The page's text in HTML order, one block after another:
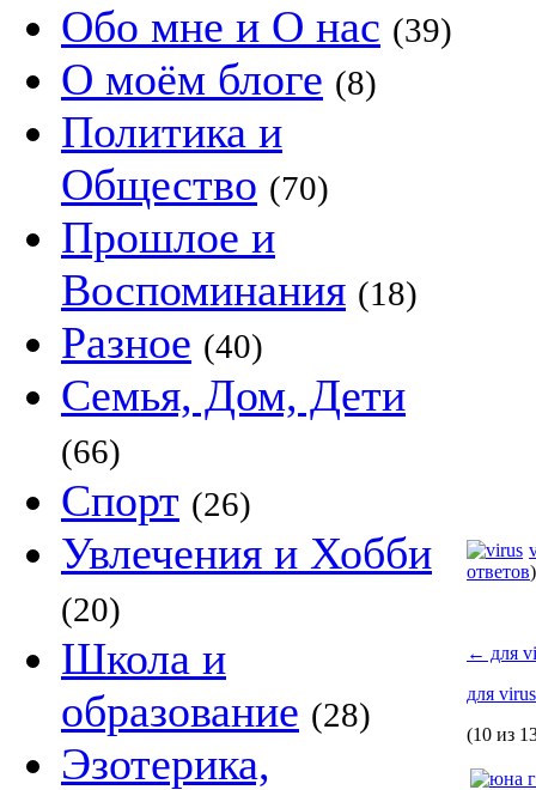
Обо мне и О нас (39)
О моём блоге (8)
Политика и
Общество (70)
Прошлое и
Воспоминания (18)
Разное (40)
Семья, Дом, Дети
(66)
Спорт (26)
Увлечения и Хобби
(20)
Школа и
образование (28)
Эзотерика,
ответов)
← для
для
(10 из